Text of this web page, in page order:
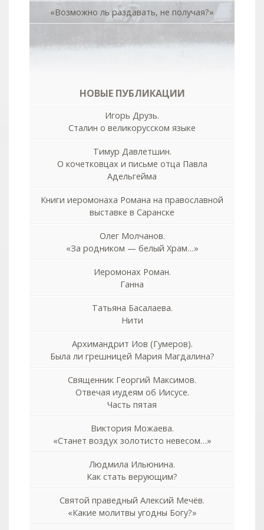
«Возможно ль раздавать, не получая?»
НОВЫЕ ПУБЛИКАЦИИ
Игорь Друзь.
Сталин о великорусском языке
Тимур Давлетшин.
О кочетковцах и письме отца Павла
Адельгейма
Книги иеромонаха Романа на православной
выставке в Саранске
Олег Молчанов.
«За родником — белый Храм…»
Иеромонах Роман.
Ганна
Татьяна Басалаева.
Нити
Архимандрит Иов (Гумеров).
Была ли грешницей Мария Магдалина?
Священник Георгий Максимов.
Отвечая иудеям об Иисусе.
Часть пятая
Виктория Можаева.
«Станет воздух золотисто невесом…»
Людмила Ильюнина.
Как стать верующим?
Святой праведный Алексий Мечёв.
«Какие молитвы угодны Богу?»